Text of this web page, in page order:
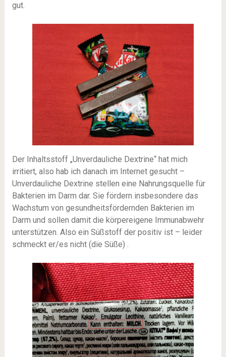
gut.
Der Inhaltsstoff „Unverdauliche Dextrine“ hat mich
irritiert, also hab ich danach im Internet gesucht –
Unverdauliche Dextrine stellen eine Nahrungsquelle für
Bakterien im Darm dar. Sie fördern insbesondere das
Wachstum von gesundheitsfördernden Bakterien im
Darm und sollen damit die körpereigene Immunabwehr
unterstützen. Also ein Süßstoff der positiv ist – leider
schmeckt er/es nicht (die Süße) .